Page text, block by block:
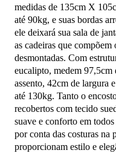
medidas de 135cm X
até 90kg, e suas bordas
ele deixará sua sala de
as cadeiras que
desmontadas. Com
eucalipto, medem 97,5cm
assento, 42cm de largura
até 130kg. Tanto o
recobertos com tecido
suave e conforto em
por conta das costuras na
proporcionam estilo e